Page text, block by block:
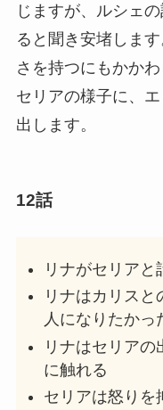
じますが、ルシェ
ると聞き安堵しま
さを持つにもかか
セリアの様子に、
出します。
12話
リナがセリアと
リナはカリス
人になりたかっ
リナはセリア
に触れる
セリアは怒りを